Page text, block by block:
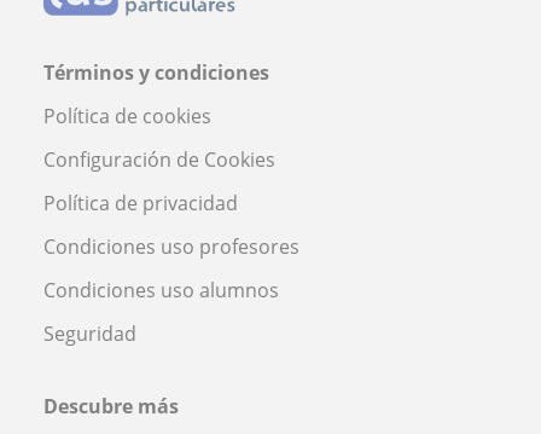
Términos y condiciones
Política de cookies
Configuración de Cookies
Política de privacidad
Condiciones uso profesores
Condiciones uso alumnos
Seguridad
Descubre más